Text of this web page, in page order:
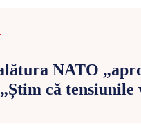
NATO
că tensiunile